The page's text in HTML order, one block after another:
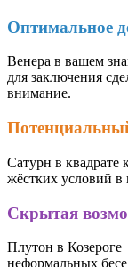
Оптимальное
Венера в вашем
для заключения
внимание.
Сатурн в квадрате
жёстких условий в
Скрытая
Плутон в
неформальных